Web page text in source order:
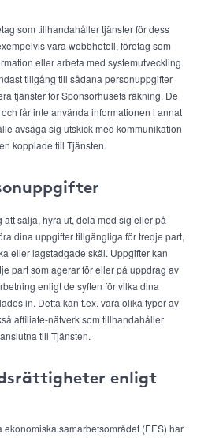
som tillhandahåller tjänster för dess
vara webbhotell, företag som
eller arbeta med systemutveckling
tillgång till sådana personuppgifter
tjänster för Sponsorhusets räkning. De
får inte använda informationen i annat
avsäga sig utskick med kommunikation
kopplade till Tjänsten.
sälja, hyra ut, dela med sig eller på
dina uppgifter tillgängliga för tredje part,
eller lagstadgade skäl. Uppgifter kan
part som agerar för eller på uppdrag av
enligt de syften för vilka dina
in. Detta kan t.ex. vara olika typer av
affiliate-nätverk som tillhandahåller
till Tjänsten.
enligt
ekonomiska samarbetsområdet (EES) har